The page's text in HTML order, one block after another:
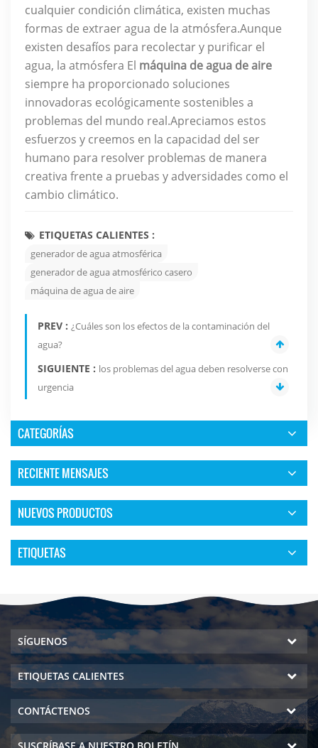
cualquier condición climática, existen muchas
formas de extraer agua de la atmósfera.Aunque
existen desafíos para recolectar y purificar el
agua, la atmósfera El máquina de agua de aire
siempre ha proporcionado soluciones
innovadoras ecológicamente sostenibles a
problemas del mundo real.Apreciamos estos
esfuerzos y creemos en la capacidad del ser
humano para resolver problemas de manera
creativa frente a pruebas y adversidades como el
cambio climático.
ETIQUETAS CALIENTES :
generador de agua atmosférica
generador de agua atmosférico casero
máquina de agua de aire
PREV : ¿Cuáles son los efectos de la contaminación del
agua?
SIGUIENTE : los problemas del agua deben resolverse con
urgencia
CATEGORÍAS
RECIENTE MENSAJES
NUEVOS PRODUCTOS
ETIQUETAS
SÍGUENOS
ETIQUETAS CALIENTES
CONTÁCTENOS